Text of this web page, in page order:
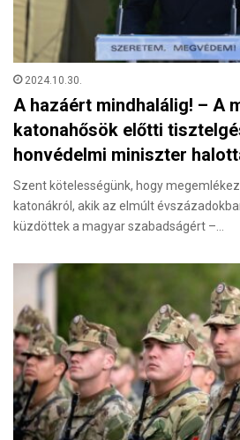
2024.10.30.
A hazáért mindhalálig! – A
katonahősök előtti
honvédelmi miniszter
Szent kötelességünk, hogy
katonákról, akik az elmúlt
küzdöttek a magyar szabadságért –…